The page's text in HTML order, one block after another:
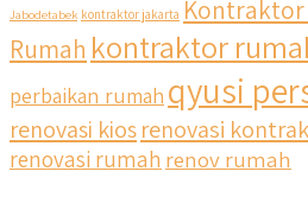
Jabodetabek kontraktor jakarta Kontraktor
Rumah kontraktor
perbaikan rumah qyusi
renovasi kiosrenovasi
renovasi rumah renov rumah